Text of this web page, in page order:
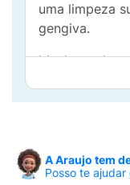
uma limpeza
gengiva.
Ideal para
encaixa
remoção de
hálito.
A Araujo tem
Posso te